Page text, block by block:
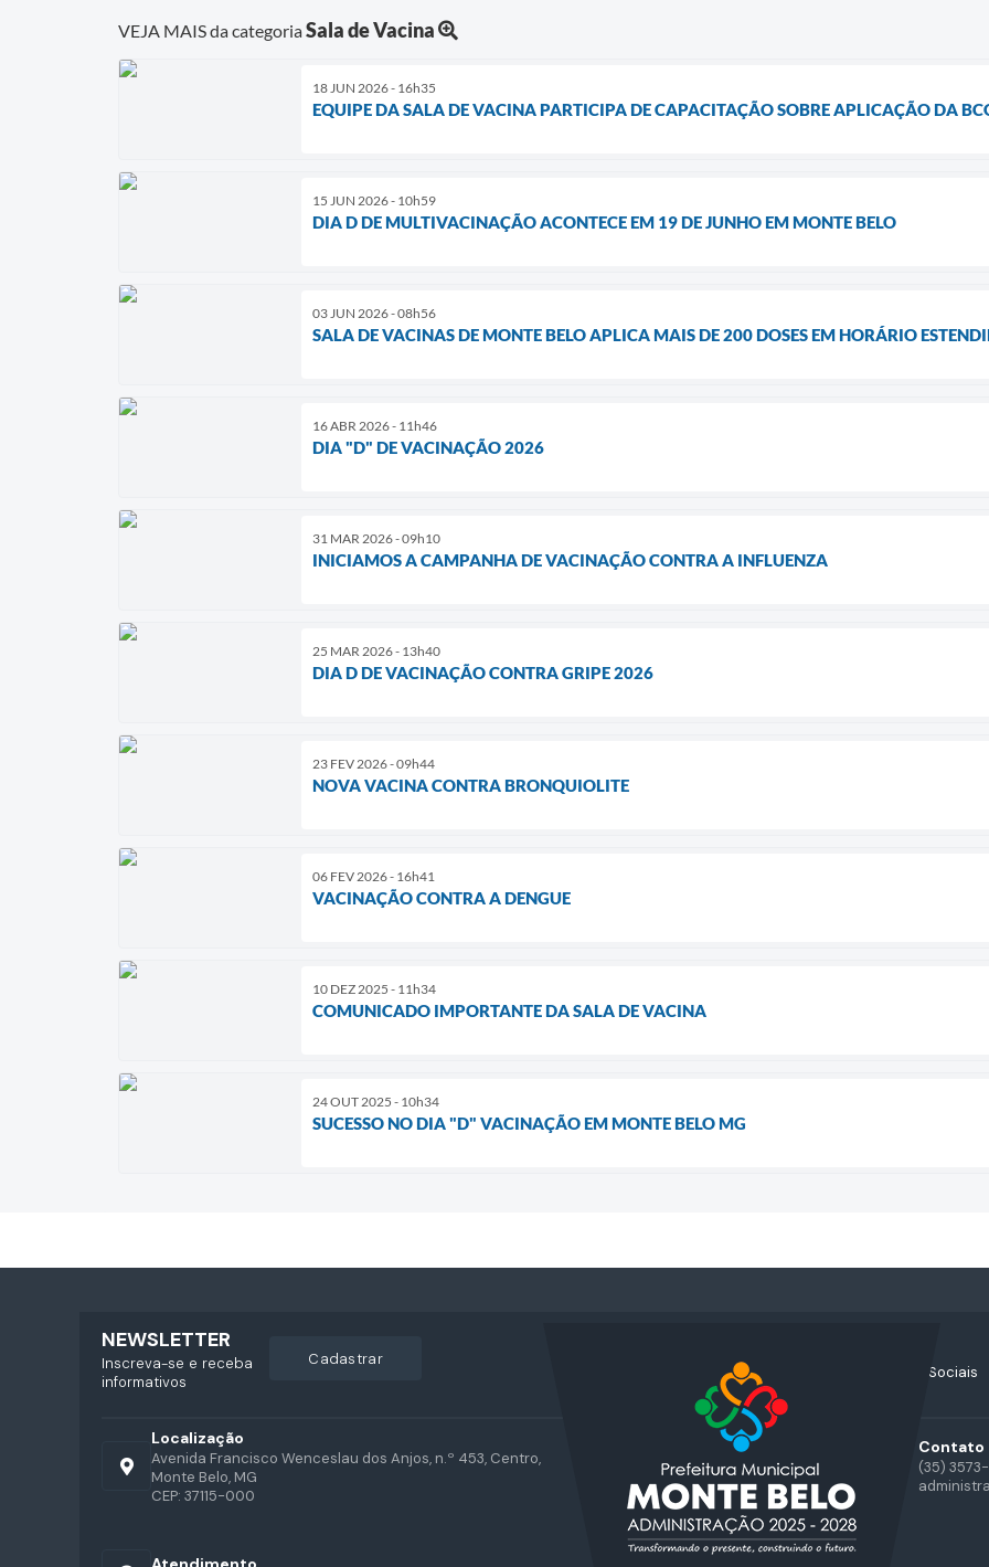
VEJA MAIS da categoriaSala de Vacina
18 JUN 2026 - 16h35
EQUIPE DA SALA DE VACINA PARTICIPA DE CAPACITAÇÃO SOBRE APLICAÇÃO DA
15 JUN 2026 - 10h59
DIA D DE MULTIVACINAÇÃO ACONTECE EM 19 DE JUNHO EM MONTE BELO
03 JUN 2026 - 08h56
SALA DE VACINAS DE MONTE BELO APLICA MAIS DE 200 DOSES EM HORÁRIO
16 ABR 2026 - 11h46
DIA "D" DE VACINAÇÃO 2026
31 MAR 2026 - 09h10
INICIAMOS A CAMPANHA DE VACINAÇÃO CONTRA A INFLUENZA
25 MAR 2026 - 13h40
DIA D DE VACINAÇÃO CONTRA GRIPE 2026
23 FEV 2026 - 09h44
NOVA VACINA CONTRA BRONQUIOLITE
06 FEV 2026 - 16h41
VACINAÇÃO CONTRA A DENGUE
10 DEZ 2025 - 11h34
COMUNICADO IMPORTANTE DA SALA DE VACINA
24 OUT 2025 - 10h34
SUCESSO NO DIA "D" VACINAÇÃO EM MONTE BELO MG
Acompanhe nossas Redes Sociais
Localização
Avenida Francisco Wenceslau dos Anjos, n.º 453, Centro,
Monte Belo, MG
CEP: 37115-000
Contato
(35)
NEWSLETTER
Inscreva-se e receba
informativos
cadastrar